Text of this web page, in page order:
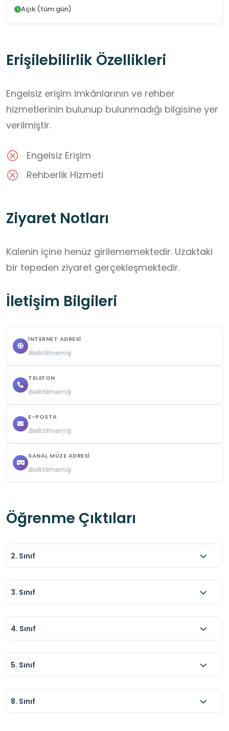
Açık (tüm gün)
Erişilebilirlik Özellikleri
Engelsiz erişim imkânlarının ve rehber
hizmetlerinin bulunup bulunmadığı bilgisine yer
verilmiştir.
Engelsiz Erişim
Rehberlik Hizmeti
Ziyaret Notları
Kalenin içine henüz girilememektedir. Uzaktaki
bir tepeden ziyaret gerçekleşmektedir.
İletişim Bilgileri
İNTERNET ADRESI
Belirtilmemiş
TELEFON
Belirtilmemiş
E-POSTA
Belirtilmemiş
SANAL MÜZE ADRESI
Belirtilmemiş
Öğrenme Çıktıları
2. Sınıf
3. Sınıf
4. Sınıf
5. Sınıf
8. Sınıf